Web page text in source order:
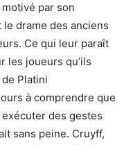
motivé par son
le drame des anciens
Ce qui leur paraît
les joueurs qu’ils
Platini
à comprendre que
des gestes
sans peine. Cruyff,